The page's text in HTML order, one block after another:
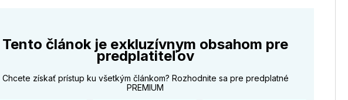
Tento článok je exkluzívnym obsahom pre
predplatiteľov
Chcete získať prístup ku všetkým článkom? Rozhodnite sa pre predplatné
PREMIUM